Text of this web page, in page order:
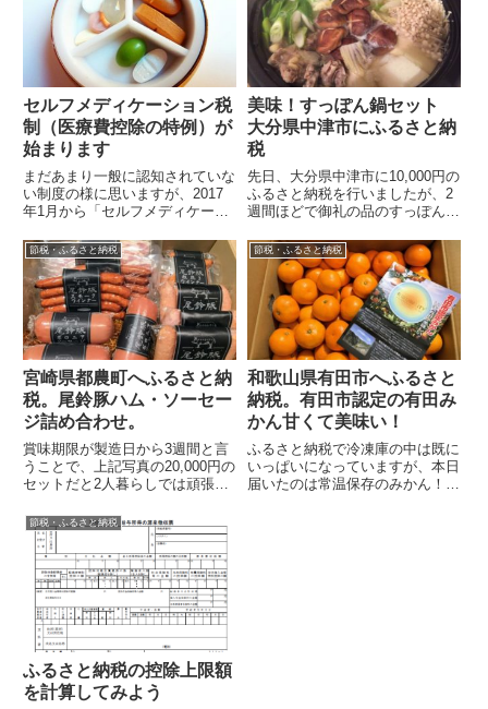
セルフメディケーション税
制（医療費控除の特例）が
始まります
まだあまり一般に認知されていな
い制度の様に思いますが、2017
年1月から「セルフメディケーシ
が始まります。従来からの医療費
控除は、...
美味！すっぽん鍋セット
大分県中津市にふるさと納
税
先日、大分県中津市に10,000円の
ふるさと納税を行いましたが、2
週間ほどで御礼の品のすっぽん鍋
というと別府や由布院というイメ
ージ...
節税・ふるさと納税
宮崎県都農町へふるさと納
税。尾鈴豚ハム・ソーセー
ジ詰め合わせ。
賞味期限が製造日から3週間と言
うことで、上記写真の20,000円の
セットだと2人暮らしでは頑張っ
でしたが、メチャクチャ美味いハ
ム・...
節税・ふるさと納税
和歌山県有田市へふるさと
納税。有田市認定の有田み
かん甘くて美味い！
ふるさと納税で冷凍庫の中は既に
いっぱいになっていますが、本日
届いたのは常温保存のみかん！私
節税・ふるさと納税
ふるさと納税の控除上限額
を計算してみよう